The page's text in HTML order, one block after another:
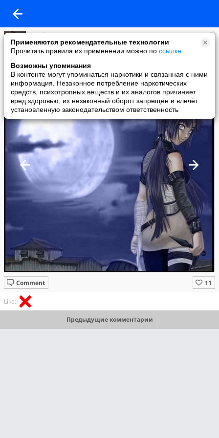
Применяются рекомендательные технологии
Прочитать правила их применении можно по ссылке
Возможны упоминания
В контенте могут упоминаться наркотики и связанная с ними
информация. Незаконное потребление наркотических
средств, психотропных веществ и их аналогов причиняет
вред здоровью, их незаконный оборот запрещён и влечёт
установленную законодательством ответственность
Nicolas
added a photo
26 Feb в 14:37
Comment
Like:
Предыдущие комментарии